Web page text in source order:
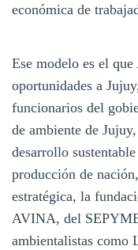
económica de
Ese modelo es el
oportunidades a
funcionarios del
de ambiente de
desarrollo
producción de
estratégica, la
AVINA, del
ambientalistas como